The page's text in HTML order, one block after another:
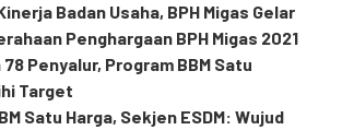
Badan Usaha, BPH Migas Gelar
Penghargaan BPH Migas 2021
Penyalur, Program BBM Satu
Target
Satu Harga, Sekjen ESDM: Wujud